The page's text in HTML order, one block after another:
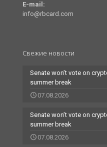
E-mail:
info@rbcard.com
Свежие новости
Senate won’t vote on
summer break
07.08.2026
Senate won’t vote on
summer break
07.08.2026